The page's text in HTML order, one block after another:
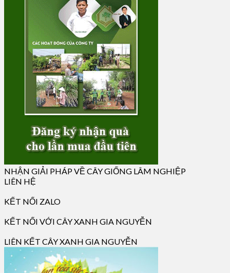
NHẬN GIẢI PHÁP VỀ CÂY GIỐNG LÂM NGHIỆP
LIÊN HỆ
KẾT NỐI ZALO
KẾT NỐI VỚI CÂY XANH GIA NGUYỄN
LIÊN KẾT CÂY XANH GIA NGUYỄN